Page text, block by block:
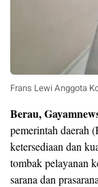
Frans Lewi Anggota
Berau,
pemerintah daerah
ketersediaan dan
tombak pelayanan
sarana dan